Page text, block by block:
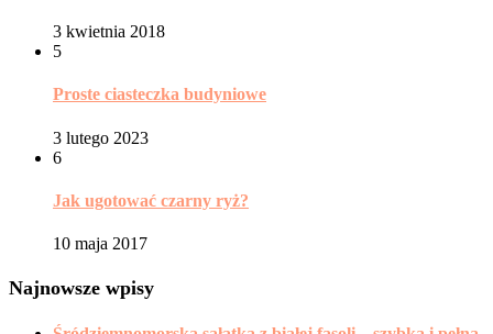
3 kwietnia 2018
5
Proste ciasteczka budyniowe
3 lutego 2023
6
Jak ugotować czarny ryż?
10 maja 2017
Najnowsze wpisy